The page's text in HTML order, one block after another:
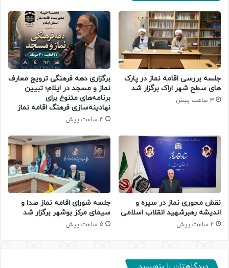
جلسه بررسی اقامه نماز در پارک
های سطح شهر اراک برگزار شد
3 ساعت پیش
برگزاری دهه فرهنگی ترویج معارف
نماز و مسجد در ایلام؛ تبیین
برنامه‌های متنوع برای
نهادینه‌سازی فرهنگ اقامه نماز
3 ساعت پیش
نقش محوری نماز در سیره و
اندیشه رهبرشهید انقلاب اسلامی
4 ساعت پیش
جلسه شورای اقامه نماز صدا و
سیمای مرکز بوشهر برگزار شد
5 ساعت پیش